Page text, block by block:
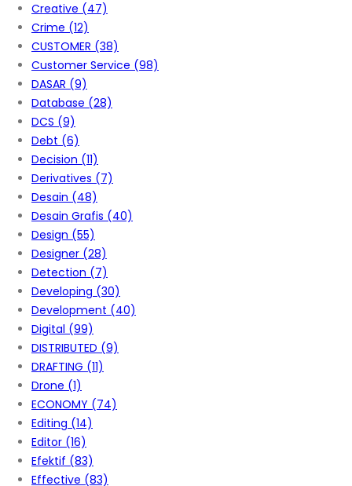
Creative (47)
Crime (12)
CUSTOMER (38)
Customer Service (98)
DASAR (9)
Database (28)
DCS (9)
Debt (6)
Decision (11)
Derivatives (7)
Desain (48)
Desain Grafis (40)
Design (55)
Designer (28)
Detection (7)
Developing (30)
Development (40)
Digital (99)
DISTRIBUTED (9)
DRAFTING (11)
Drone (1)
ECONOMY (74)
Editing (14)
Editor (16)
Efektif (83)
Effective (83)